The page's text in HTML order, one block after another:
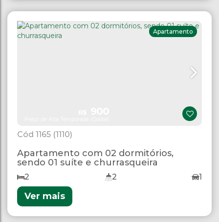
1165 (1110)
Apartamento
Apartamento com 02 dormitórios,
sendo 01 suíte e churrasqueira
2 2 1
Ver mais